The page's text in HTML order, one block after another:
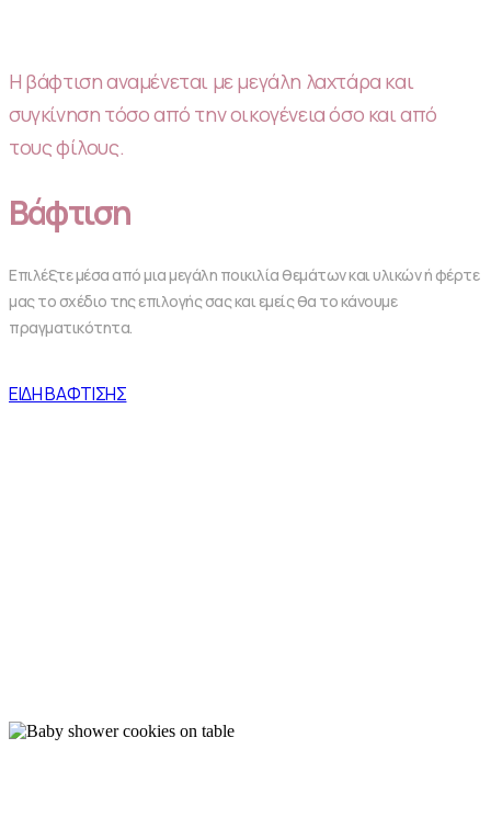
H βάφτιση αναμένεται με μεγάλη λαχτάρα και
συγκίνηση τόσο από την οικογένεια όσο και από
τους φίλους.
Βάφτιση
Επιλέξτε μέσα από μια μεγάλη ποικιλία θεμάτων και υλικών ή φέρτε
μας το σχέδιο της επιλογής σας και εμείς θα το κάνουμε
πραγματικότητα.
ΕΙΔΗ ΒΑΦΤΙΣΗΣ